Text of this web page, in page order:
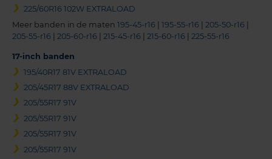
225/60R16 102W EXTRALOAD
Meer banden in de maten 195-45-r16 | 195-55-r16 | 205-50-r16 |
205-55-r16 | 205-60-r16 | 215-45-r16 | 215-60-r16 | 225-55-r16
17-inch banden
195/40R17 81V EXTRALOAD
205/45R17 88V EXTRALOAD
205/55R17 91V
205/55R17 91V
205/55R17 91V
205/55R17 91V